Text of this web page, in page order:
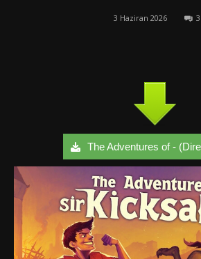
3 Haziran 2026 3
The Adventures of -